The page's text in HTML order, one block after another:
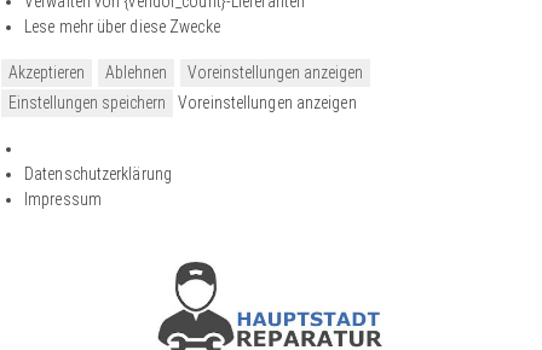
Lese mehr über diese Zwecke
Akzeptieren Ablehnen
Voreinstellungen anzeigen
Einstellungen speichern
Voreinstellungen anzeigen
Datenschutzerklärung
Impressum